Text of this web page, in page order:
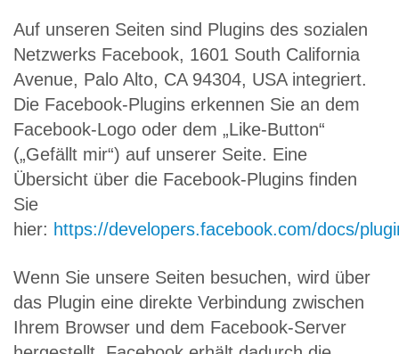
Auf unseren Seiten sind Plugins des sozialen
Netzwerks Facebook, 1601 South California
Avenue, Palo Alto, CA 94304, USA integriert.
Die Facebook-Plugins erkennen Sie an dem
Facebook-Logo oder dem „Like-Button“
(„Gefällt mir“) auf unserer Seite. Eine
Übersicht über die Facebook-Plugins finden
Sie
hier: https://developers.facebook.com/docs/
Wenn Sie unsere Seiten besuchen, wird über
das Plugin eine direkte Verbindung zwischen
Ihrem Browser und dem Facebook-Server